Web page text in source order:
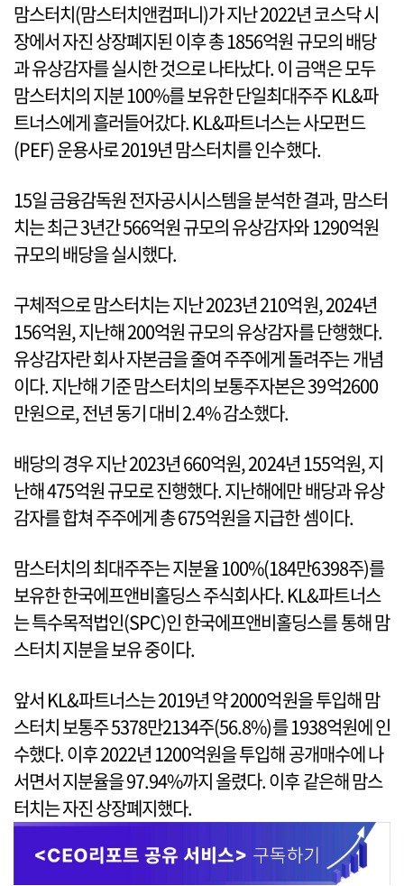
맘스터치(맘스터치앤컴퍼니)가 지난 2022년 코스닥 시
장에서 자진 상장폐지된 이후 총 1856억원 규모의 배당
과 유상감자를 실시한 것으로 나타났다. 이 금액은 모두
맘스터치의 지분 100%를 보유한 단일최대주주 KL&파
트너스에게 흘러들어갔다. KL&파트너스는 사모펀드
(PEF) 운용사로 2019년 맘스터치를 인수했다.
15일 금융감독원 전자공시시스템을 분석한 결과, 맘스터
치는 최근 3년간 566억원 규모의 유상감자와 1290억원
규모의 배당을 실시했다.
구체적으로 맘스터치는 지난 2023년 210억원, 2024년
156억원, 지난해 200억원 규모의 유상감자를 단행했다.
유상감자란 회사 자본금을 줄여 주주에게 돌려주는 개념
이다. 지난해 기준 맘스터치의 보통주자본은 39억2600
만원으로, 전년 동기 대비 2.4% 감소했다.
배당의 경우 지난 2023년 660억원, 2024년 155억원, 지
난해 475억원 규모로 진행했다. 지난해에만 배당과 유상
감자를 합쳐 주주에게 총 675억원을 지급한 셈이다.
맘스터치의 최대주주는 지분율 100%(184만6398주)를
보유한 한국에프앤비홀딩스 주식회사다. KL&파트너스
는 특수목적법인(SPC)인 한국에프앤비홀딩스를 통해 맘
스터치 지분을 보유 중이다.
앞서 KL&파트너스는 2019년 약 2000억원을 투입해 맘
스터치 보통주 5378만2134주(56.8%)를 1938억원에 인
수했다. 이후 2022년 1200억원을 투입해 공개매수에 나
서면서 지분율을 97.94%까지 올렸다. 이후 같은해 맘스
터치는 자진 상장폐지했다.